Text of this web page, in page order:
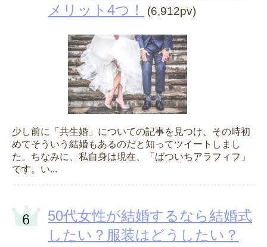
メリット4つ！
(6,912pv)
少し前に「共生婚」についての記事を見つけ、その時初
めてそういう結婚もあるのだと知ってツイートしまし
た。ちなみに、私自身は現在、「ばついちアラフィフ」
です。い...
50代女性が結婚するなら結婚式
したい？服装はどうしたい？